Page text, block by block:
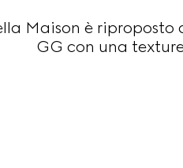
Maison è riproposto
GG con una